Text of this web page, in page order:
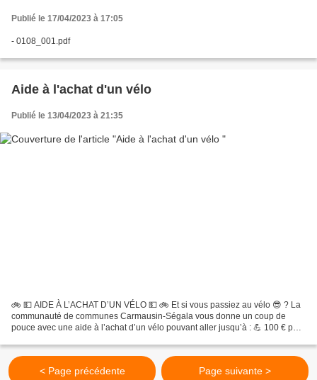
Publié le 17/04/2023 à 17:05
- 0108_001.pdf
Aide à l'achat d'un vélo
Publié le 13/04/2023 à 21:35
🚲 💵 AIDE À L’ACHAT D’UN VÉLO 💵 🚲 Et si vous passiez au vélo 😎 ? La
communauté de communes Carmausin-Ségala vous donne un coup de
pouce avec une aide à l’achat d’un vélo pouvant aller jusqu’à : 💪 100 € pour
< Page précédente Page suivante >